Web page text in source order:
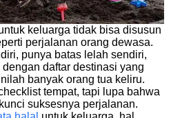
keluarga tidak bisa disusun
perjalanan orang dewasa.
punya batas lelah sendiri,
daftar destinasi yang
banyak orang tua keliru.
tempat, tapi lupa bahwa
suksesnya perjalanan.